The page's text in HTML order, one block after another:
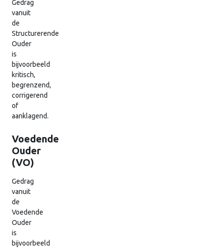
Gedrag
vanuit
de
Structurerende
Ouder
is
bijvoorbeeld
kritisch,
begrenzend,
corrigerend
of
aanklagend.
Voedende
Ouder
(VO)
Gedrag
vanuit
de
Voedende
Ouder
is
bijvoorbeeld